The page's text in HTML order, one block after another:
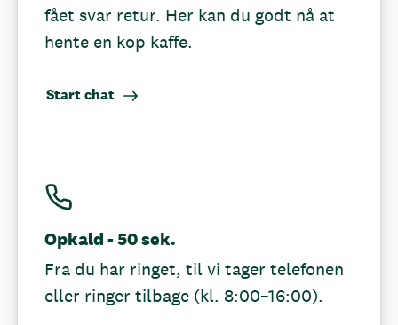
fået svar retur. Her kan du godt nå at
hente en kop kaffe.
Start chat
Opkald - 50 sek.
Fra du har ringet, til vi tager telefonen
eller ringer tilbage (kl. 8:00–16:00).